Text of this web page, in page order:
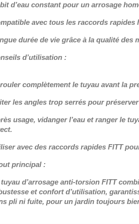
d’eau constant pour un arrosage
avec tous les raccords rapides
durée de vie grâce à la qualité des
d’utilisation :
complètement le tuyau avant la
les angles trop serrés pour
usage, vidanger l’eau et ranger le
avec des raccords rapides FITT
principal :
d’arrosage anti-torsion FITT
et confort d’utilisation,
pli ni fuite, pour un jardin toujours